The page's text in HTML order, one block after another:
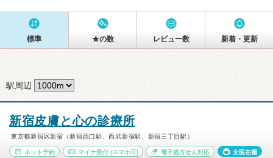
標準 ★の数 レビュー数 新着・更新
駅周辺
新宿皮膚と心の診療所
東京都新宿区新宿（新宿西口駅、西武新宿駅、新宿三丁目駅）
ネット予約 マイナ受付(スマホ可) 電子処方せん対応 女医在籍